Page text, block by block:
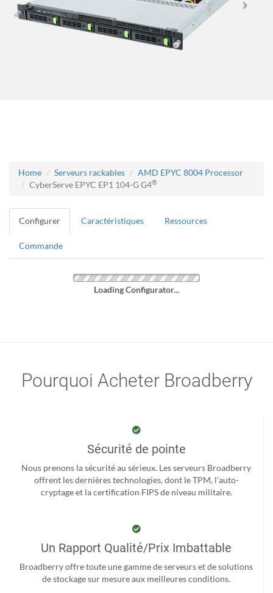
Home Serveurs rackables
AMD EPYC 8004 Processor
CyberServe EPYC EP1 104-G G4®
Configurer Caractéristiques Ressources
Commande
Loading Configurator...
Pourquoi Acheter Broadberry
Sécurité de pointe
Nous prenons la sécurité au sérieux. Les serveurs Broadberry
offrent les dernières technologies, dont le TPM, l'auto-
cryptage et la certification FIPS de niveau militaire.
Un Rapport Qualité/Prix Imbattable
Broadberry offre toute une gamme de serveurs et de solutions
de stockage sur mesure aux meilleures conditions.